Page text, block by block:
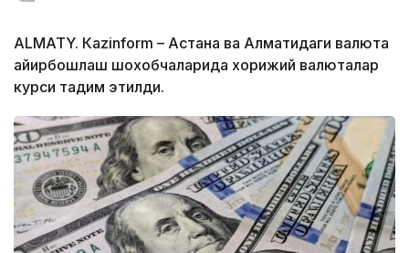
ALMATY. Кazinform – Астана ва Алматидаги валюта
айирбошлаш шохобчаларида хорижий валюталар
курси тақдим этилди.